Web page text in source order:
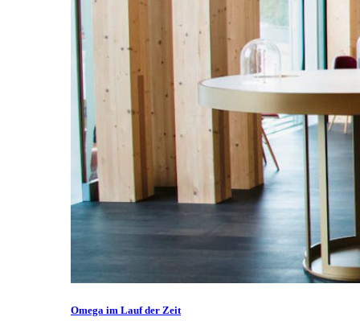
Omega im Lauf der Zeit